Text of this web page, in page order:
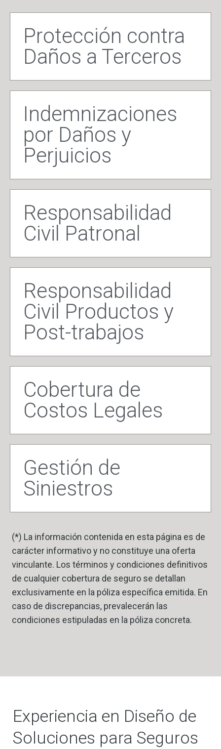
Protección contra
Daños a Terceros
Indemnizaciones
por Daños y
Perjuicios
Responsabilidad
Civil Patronal
Responsabilidad
Civil Productos y
Post-trabajos
Cobertura de
Costos Legales
Gestión de
Siniestros
(*) La información contenida en esta página es de
carácter informativo y no constituye una oferta
vinculante. Los términos y condiciones definitivos
de cualquier cobertura de seguro se detallan
exclusivamente en la póliza específica emitida. En
caso de discrepancias, prevalecerán las
condiciones estipuladas en la póliza concreta.
Experiencia en Diseño de
Soluciones para Seguros